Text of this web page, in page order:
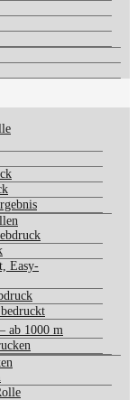
Easy-
ab 1000 m